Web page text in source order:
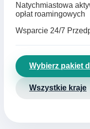
Natychmiastowa
opłat roamingowych
Wsparcie 24/7
Wybierz pakiet
Wszystkie kraje